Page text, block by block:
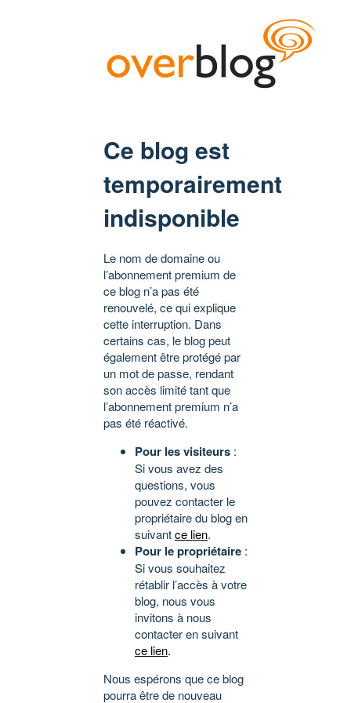
Ce blog est
temporairement
indisponible
Le nom de domaine ou
l’abonnement premium de
ce blog n’a pas été
renouvelé, ce qui explique
cette interruption. Dans
certains cas, le blog peut
également être protégé par
un mot de passe, rendant
son accès limité tant que
l’abonnement premium n’a
pas été réactivé.
Pour les visiteurs :
Si vous avez des
questions, vous
pouvez contacter le
propriétaire du blog en
suivantce lien.
Pour le propriétaire :
Si vous souhaitez
rétablir l’accès à votre
blog, nous vous
invitons à nous
contacter en suivant
ce lien.
Nous espérons que ce blog
pourra être de nouveau